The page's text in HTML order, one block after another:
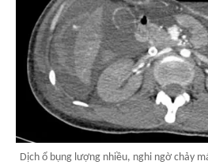
Dịch ổ bụng lượng nhiều, nghi ngờ chảy